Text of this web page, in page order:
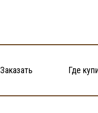
Заказать Где